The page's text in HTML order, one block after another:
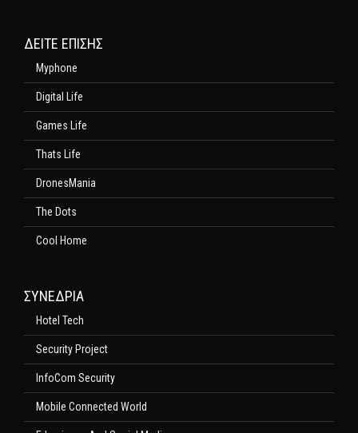
ΔΕΊΤΕ ΕΠΊΣΗΣ
Myphone
Digital Life
Games Life
Thats Life
DronesMania
The Dots
Cool Home
ΣΥΝΕΔΡΙΑ
Hotel Tech
Security Project
InfoCom Security
Mobile Connected World